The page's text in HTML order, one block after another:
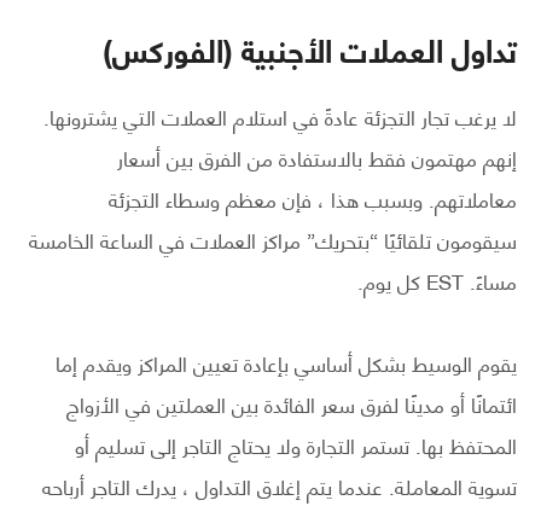
تداول العملات الأجنبية (الفوركس)
لا يرغب تجار التجزئة عادةً في استلام العملات التي يشترونها.
إنهم مهتمون فقط بالاستفادة من الفرق بين أسعار
معاملاتهم. وبسبب هذا ، فإن معظم وسطاء التجزئة
سيقومون تلقائيًا “بتحريك” مراكز العملات في الساعة الخامسة
مساءً. EST كل يوم.
يقوم الوسيط بشكل أساسي بإعادة تعيين المراكز ويقدم إما
ائتمانًا أو مدينًا لفرق سعر الفائدة بين العملتين في الأزواج
المحتفظ بها. تستمر التجارة ولا يحتاج التاجر إلى تسليم أو
تسوية المعاملة. عندما يتم إغلاق التداول ، يدرك التاجر أرباحه